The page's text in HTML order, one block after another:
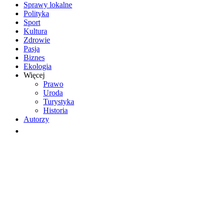
Sprawy lokalne
Polityka
Sport
Kultura
Zdrowie
Pasja
Biznes
Ekologia
Więcej
Prawo
Uroda
Turystyka
Historia
Autorzy